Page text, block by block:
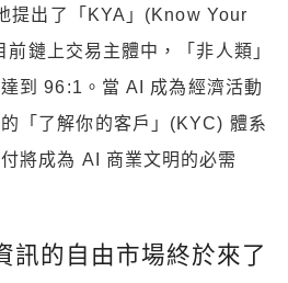
提出了「KYA」(Know Your
鏈上交易主體中，「非人類」
到 96:1。當 AI 成為經濟活動
「了解你的客戶」(KYC) 體系
將成為 AI 商業文明的必需
訊的自由市場終於來了